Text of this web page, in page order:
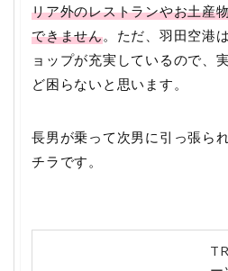
リア外のレストランやお土産
できません。ただ、羽田空港
ョップが充実しているので、
ど困らないと思います。
長男が乗って次男に引っ張ら
チラです。